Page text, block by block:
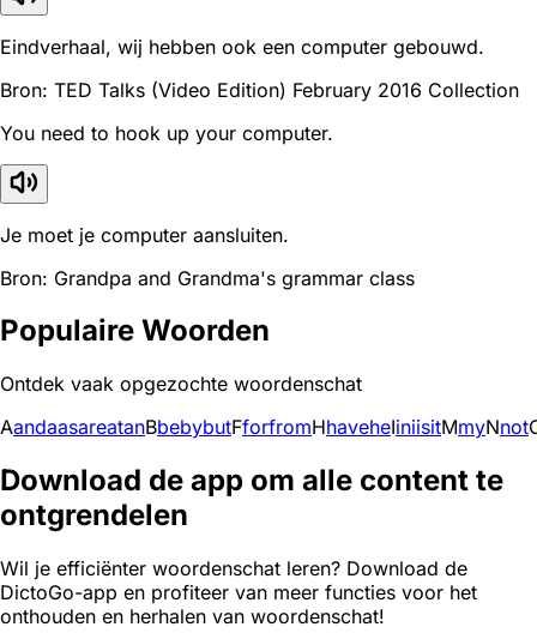
Eindverhaal, wij hebben ook een computer gebouwd.
Bron: TED Talks (Video Edition) February 2016 Collection
You need to hook up your computer.
Je moet je computer aansluiten.
Bron: Grandpa and Grandma's grammar class
Populaire Woorden
Ontdek vaak opgezochte woordenschat
AandaasareatanBbebybutFforfromHhaveheIiniisitMmyNnot
Download de app om alle content te
ontgrendelen
Wil je efficiënter woordenschat leren? Download de
DictoGo-app en profiteer van meer functies voor het
onthouden en herhalen van woordenschat!